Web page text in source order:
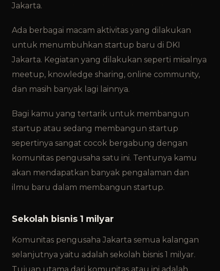
Jakarta.
Ada berbagai macam aktivitas yang dilakukan
untuk menumbuhkan startup baru di DKI
Jakarta. Kegiatan yang dilakukan seperti misalnya
meetup, knowledge sharing, online community,
dan masih banyak lagi lainnya.
Bagi kamu yang tertarik untuk membangun
startup atau sedang membangun startup
sepertinya sangat cocok bergabung dengan
komunitas pengusaha satu ini. Tentunya kamu
akan mendapatkan banyak pengalaman dan
ilmu baru dalam membangun startup.
Sekolah bisnis 1 milyar
Komunitas pengusaha Jakarta semua kalangan
selanjutnya yaitu adalah sekolah bisnis 1 milyar.